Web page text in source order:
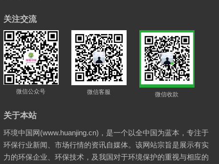
关注交流
微信公众号 微信客服 微信收款
关于本站
环境中国网(www.huanjing.cn)，是一个以全中国为蓝本，专注于
环保行业新闻、市场行情的资讯自媒体。该网站宗旨是展示有实
力的环保企业、环保技术，及我国对于环境保护的重视与相应的